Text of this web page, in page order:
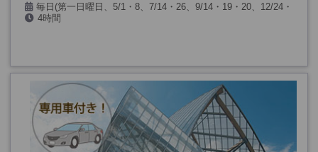
毎日(第一日曜日、5/1・8、7/14・26、9/14・19・20、12/24・
25・31、1/1を除く)
4時間